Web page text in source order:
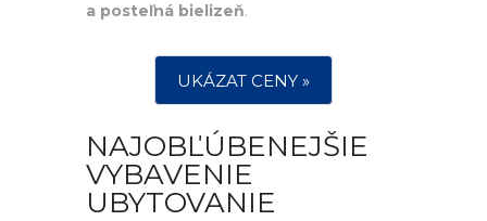
a posteľná bielizeň.
UKÁZAT CENY »
NAJOBĽÚBENEJŠIE
VYBAVENIE
UBYTOVANIE